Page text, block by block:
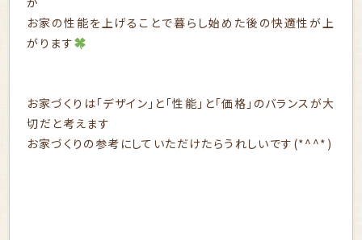
お家の性能を上げることで暮らし始めた後の快適性が上
がります
お家づくりは「デザイン」と「性能」と「価格」のバランスが大
切だと考えます
お家づくりの参考にしていただけたらうれしいです(*^^*)